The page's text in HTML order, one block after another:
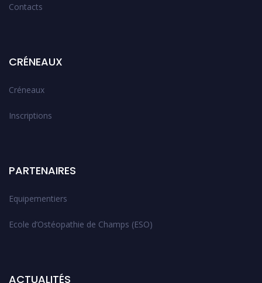
Contacts
CRÉNEAUX
Créneaux
Inscriptions
PARTENAIRES
Equipementiers
Ecole d’Ostéopathie de Champs (ESO)
ACTUALITÉS